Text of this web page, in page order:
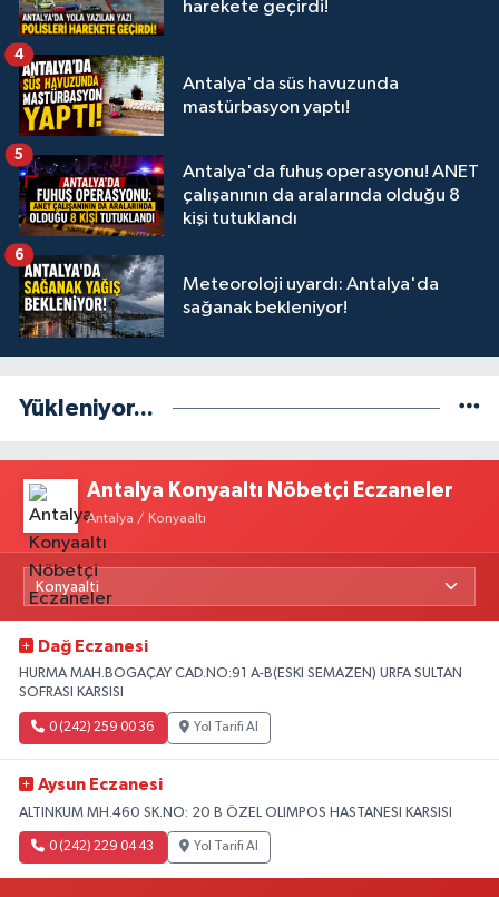
harekete geçirdi!
Antalya'da süs havuzunda
mastürbasyon yaptı!
4
Antalya'da fuhuş operasyonu! ANET
çalışanının da aralarında olduğu 8
kişi tutuklandı
5
Meteoroloji uyardı: Antalya'da
sağanak bekleniyor!
6
Yükleniyor...
Antalya Konyaaltı Nöbetçi Eczaneler
Antalya / Konyaaltı
Dağ Eczanesi
HURMA MAH.BOGAÇAY CAD.NO:91 A-B(ESKI SEMAZEN) URFA SULTAN
SOFRASI KARSISI
0 (242) 259 00 36 Yol Tarifi Al
Aysun Eczanesi
ALTINKUM MH.460 SK.NO: 20 B ÖZEL OLIMPOS HASTANESI KARSISI
0 (242) 229 04 43 Yol Tarifi Al